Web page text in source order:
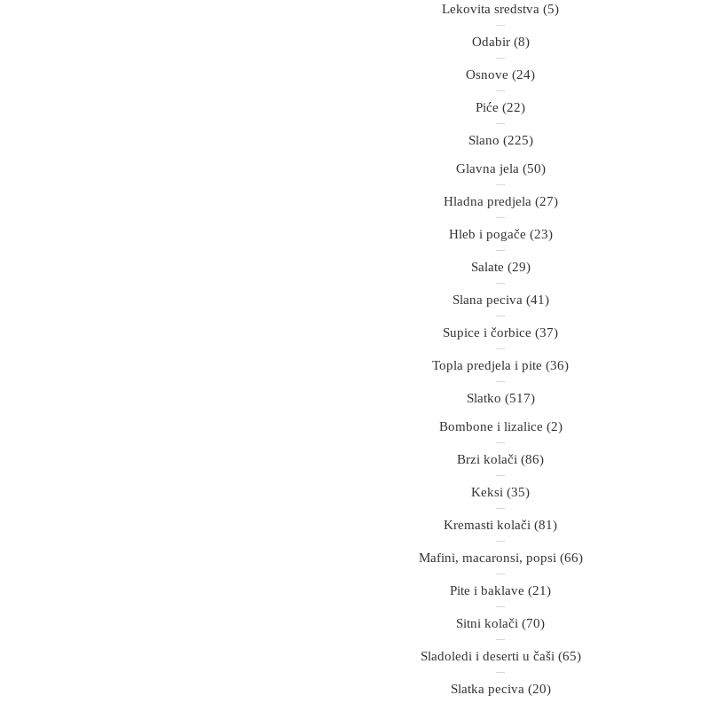
Lekovita sredstva (5)
Odabir(8)
Osnove (24)
Piće (22)
Slano (225)
Glavna jela (50)
Hladna predjela (27)
Hleb i pogače (23)
Salate (29)
Slana peciva (41)
Supice i čorbice (37)
Topla predjela i pite (36)
Slatko (517)
Bombone i lizalice (2)
Brzi kolači (86)
Keksi (35)
Kremasti kolači (81)
Mafini, macaronsi, popsi (66)
Pite i baklave (21)
Sitni kolači (70)
Sladoledi i deserti u čaši (65)
Slatka peciva (20)